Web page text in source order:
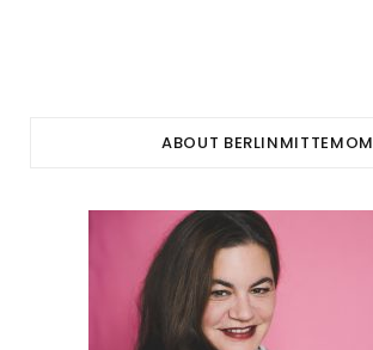
ABOUT BERLINMITTEMOM